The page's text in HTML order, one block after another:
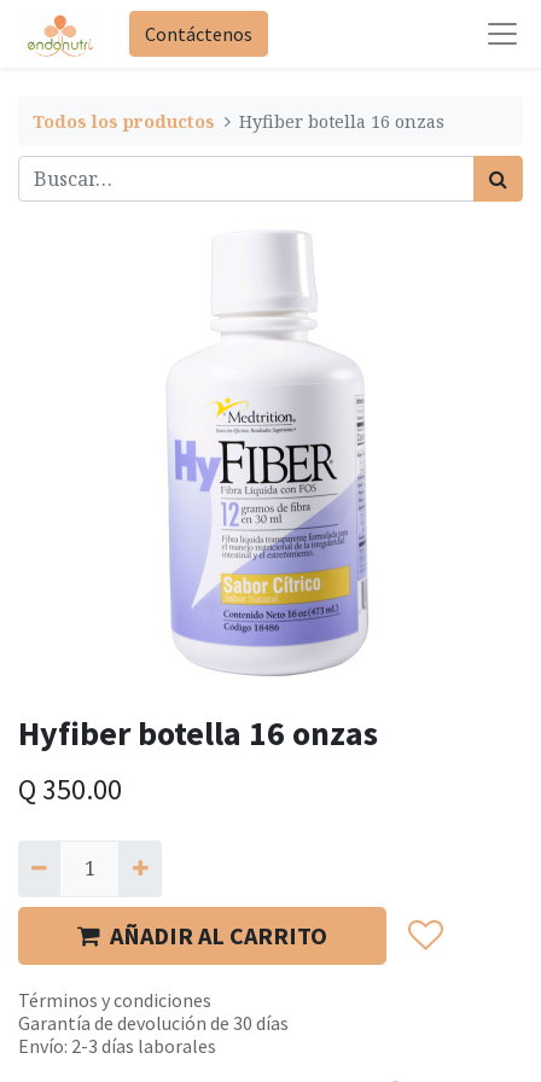
Contáctenos
Todos los productos Hyfiber botella 16 onzas
Hyfiber botella 16 onzas
Q 350.00
AÑADIR AL CARRITO
Términos y condiciones
Garantía de devolución de 30 días
Envío: 2-3 días laborales